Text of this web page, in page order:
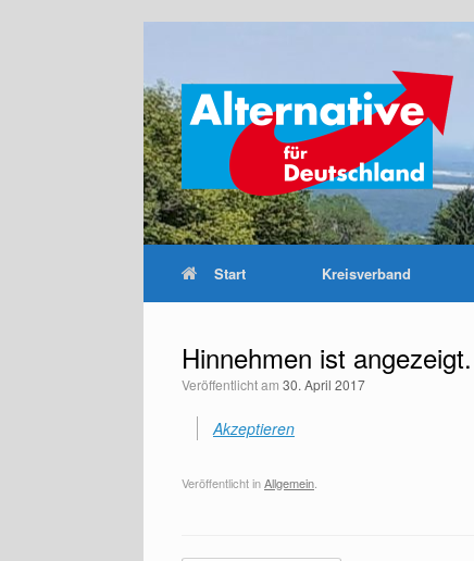
Start Kreisverband
Hinnehmen ist angezeigt.
Veröffentlicht am 30. April 2017
Akzeptieren
Veröffentlicht inAllgemein